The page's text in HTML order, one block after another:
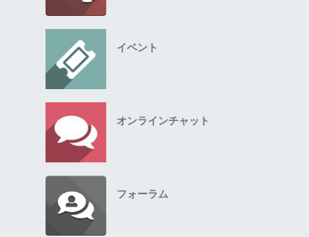
イベント
オンラインチャット
フォーラム